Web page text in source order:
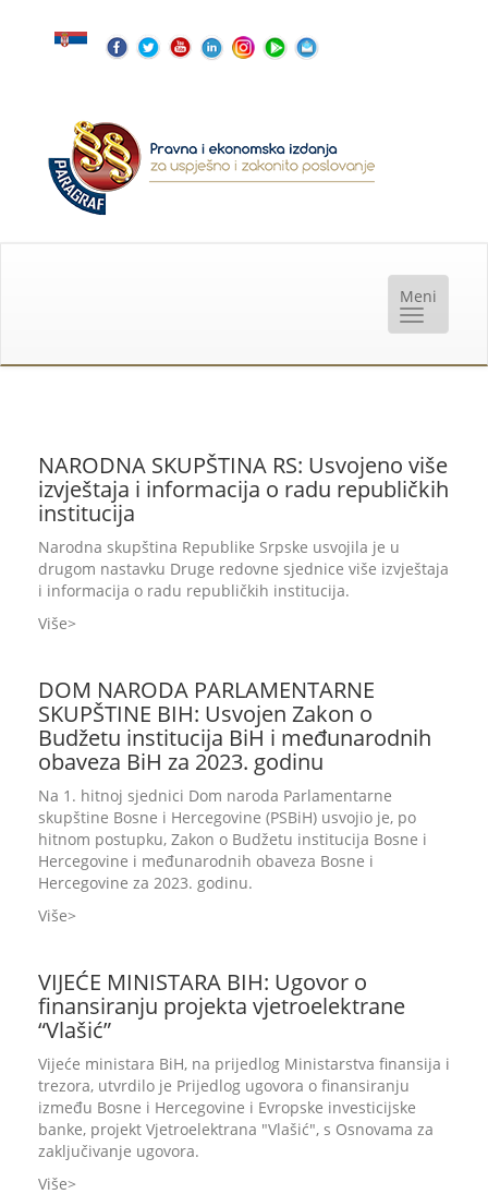
NARODNA SKUPŠTINA RS: Usvojeno više
izvještaja i informacija o radu republičkih
institucija
Narodna skupština Republike Srpske usvojila je u
drugom nastavku Druge redovne sjednice više izvještaja
i informacija o radu republičkih institucija.
Više
DOM NARODA PARLAMENTARNE
SKUPŠTINE BIH: Usvojen Zakon o
Budžetu institucija BiH i međunarodnih
obaveza BiH za 2023. godinu
Na 1. hitnoj sjednici Dom naroda Parlamentarne
skupštine Bosne i Hercegovine (PSBiH) usvojio je, po
hitnom postupku, Zakon o Budžetu institucija Bosne i
Hercegovine i međunarodnih obaveza Bosne i
Hercegovine za 2023. godinu.
Više
VIJEĆE MINISTARA BIH: Ugovor o
finansiranju projekta vjetroelektrane
“Vlašić”
Vijeće ministara BiH, na prijedlog Ministarstva finansija i
trezora, utvrdilo je Prijedlog ugovora o finansiranju
između Bosne i Hercegovine i Evropske investicijske
banke, projekt Vjetroelektrana "Vlašić", s Osnovama za
zaključivanje ugovora.
Više